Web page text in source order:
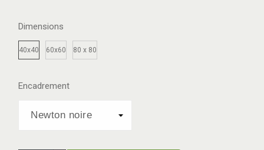
Dimensions
40x40 60x60 80 x 80
Encadrement